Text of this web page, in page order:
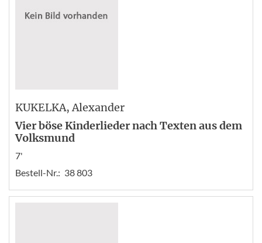
KUKELKA, Alexander
Vier böse Kinderlieder nach Texten aus dem
Volksmund
7'
Bestell-Nr.: 38 803